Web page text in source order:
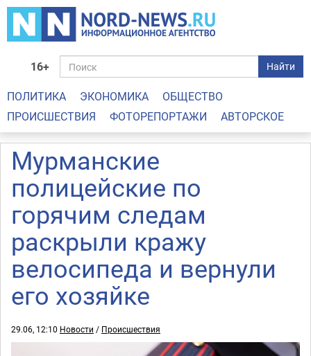
16+ Найти
ПОЛИТИКА ЭКОНОМИКА
ОБЩЕСТВО
ПРОИСШЕСТВИЯ
ФОТОРЕПОРТАЖИ АВТОРСКОЕ
Мурманские
полицейские по
горячим следам
раскрыли кражу
велосипеда и вернули
его хозяйке
29.06, 12:10 Новости / Происшествия